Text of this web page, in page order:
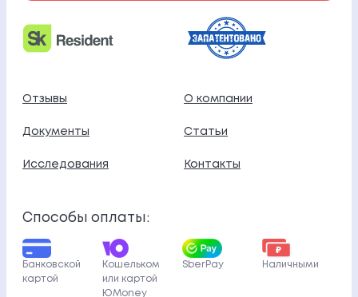
Отзывы О компании
Документы Статьи
Исследования Контакты
Способы оплаты:
Банковской
картой
Кошельком
или картой
ЮMoney
SberPay Наличными